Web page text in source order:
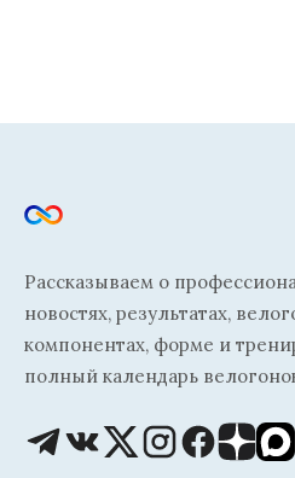
Рассказываем о
новостях, результатах,
компонентах, форме и
полный календарь